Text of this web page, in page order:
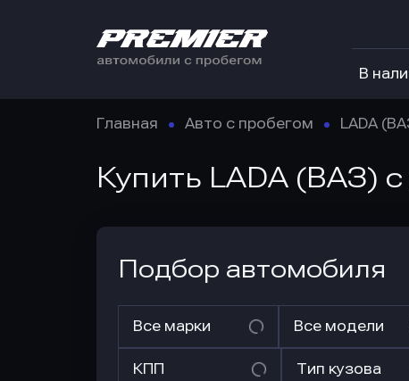
В
Главная Авто с пробегом LADA
Купить LADA (ВАЗ)
Подбор автомобиля
Все марки Все модели
КПП Тип кузова